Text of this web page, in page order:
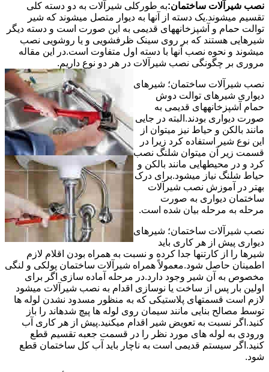
نصب شیرآلات ساختمان:به طورکلی شیرآلات به دو دسته کلی
تقسیم میشوند.یک دسته از آنها به دیوار متصل میشوند که شیر
توالت حمام و آشپزخانههای قدیمی به این صورت است و دسته دیگر
شیرهایی هستند که بر روی سینک ظرفشویی و یا روشویی نصب
میشوند و نحوه نصب آنها با دسته اول متفاوت است.در این مقاله
مروری بر چگونگی نصب شیرآلات در هر دو نوع داریم.
نصب شیرآلات ساختمان؛ شیرهای
دیواری شیرهای توالت دوش
حمام آشپزخانههای قدیمی به
صورت دیواری بودند.البته در جایی
مانند بالکن و حیاط نیز میتوان از
این نوع شیر استفاده کرد زیرا در
قسمت زیر آن میتوان شلنگ نصب
کرد و در محیطهایی مانند بالکن و
حیاط شلنگ نیاز میشود.برای درک
بهتر در آموزش نصب شیرآلات
ساختمان دیواری به صورت
مرحله به مرحله بیان شده است.
نصب شیرآلات ساختمان؛ شیرهای
دیواری پیش از هر کاری باید
شیرها را از کارتنها جدا کرده و نسبت به همراه بودن اقلام لازم
اطمینان حاصل شود.معمولاً همراه شیرآلات ساختمان پولکی و لنگی
مخصوص به آن شیر وجود دارد.در مرحله آماده سازی اگر برای
اولین بار پس از ساخت یا نوسازی اقدام به نصب شیرآلات میشود
لازم است قسمتهای پلاستیکی که به منظور مسدود نشدن لوله ها
توسط مصالح بنایی مانند سیمان روی لوله ها پیچ شدهاند را باز
کنید.اگر نسبت به تعویض شیر اقدام میکنید.پیش از هر کاری آب
ورودی به لوله های مورد نظر را در قسمت جعبه تقسیم قطع
کنید.اگر سیستم قدیمی است به ناچار باید آب کل ساختمان قطع
شود.